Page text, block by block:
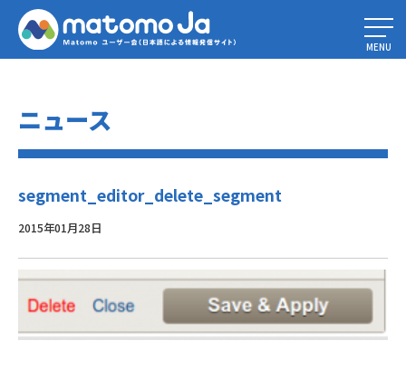
Home» セグメンテーション – ビジターのセグメント比較
segment_editor_delete_segment
MENU
ニュース
segment_editor_delete_segment
2015年01月28日